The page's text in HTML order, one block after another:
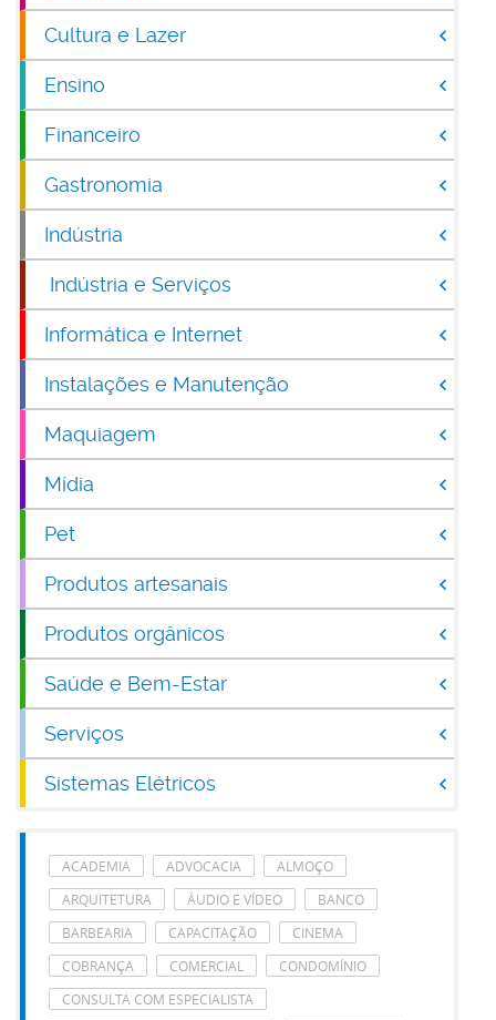
Cultura e Lazer
Ensino
Financeiro
Gastronomia
Indústria
Indústria e Serviços
Informática e Internet
Instalações e Manutenção
Maquiagem
Mídia
Pet
Produtos artesanais
Produtos orgânicos
Saúde e Bem-Estar
Serviços
Sistemas Elétricos
ACADEMIA ADVOCACIA
ALMOÇO
ARQUITETURA
ÁUDIO E VÍDEO
BANCO
BARBEARIA
CAPACITAÇÃO
CINEMA
COBRANÇA
COMERCIAL
CONDOMÍNIO
CONSULTA COM ESPECIALISTA